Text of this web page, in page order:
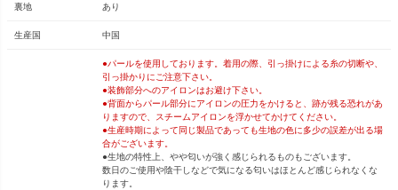
裏地 あり
生産国 中国
●パールを使用しております。着用の際、引っ掛けによる糸の切断や、
引っ掛かりにご注意下さい。
●装飾部分へのアイロンはお避け下さい。
●背面からパール部分にアイロンの圧力をかけると、跡が残る恐れがあ
りますので、スチームアイロンを浮かせてかけてください。
●生産時期によって同じ製品であっても生地の色に多少の誤差が出る場
合がございます。
●生地の特性上、やや匂いが強く感じられるものもございます。
数日のご使用や陰干しなどで気になる匂いはほとんど感じられなくな
ります。